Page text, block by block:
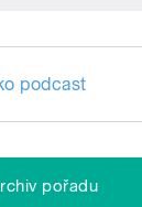
podcast
pořadu